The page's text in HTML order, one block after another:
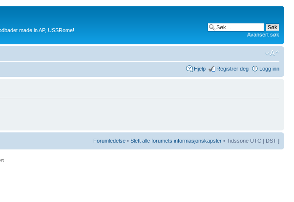
made in AP, USSRome!
Avansert søk
Hjelp Registrer deg Logg inn
Forumledelse • Slett alle forumets informasjonskapsler • Tidssone UTC [ DST ]